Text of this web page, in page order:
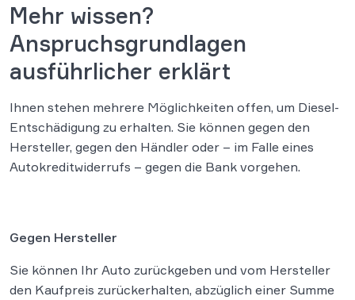
Mehr wissen?
Anspruchsgrundlagen
ausführlicher erklärt
Ihnen stehen mehrere Möglichkeiten offen, um Diesel-
Entschädigung zu erhalten. Sie können gegen den
Hersteller, gegen den Händler oder – im Falle eines
Autokreditwiderrufs – gegen die Bank vorgehen.
Gegen Hersteller
Sie können Ihr Auto zurückgeben und vom Hersteller
den Kaufpreis zurückerhalten, abzüglich einer Summe